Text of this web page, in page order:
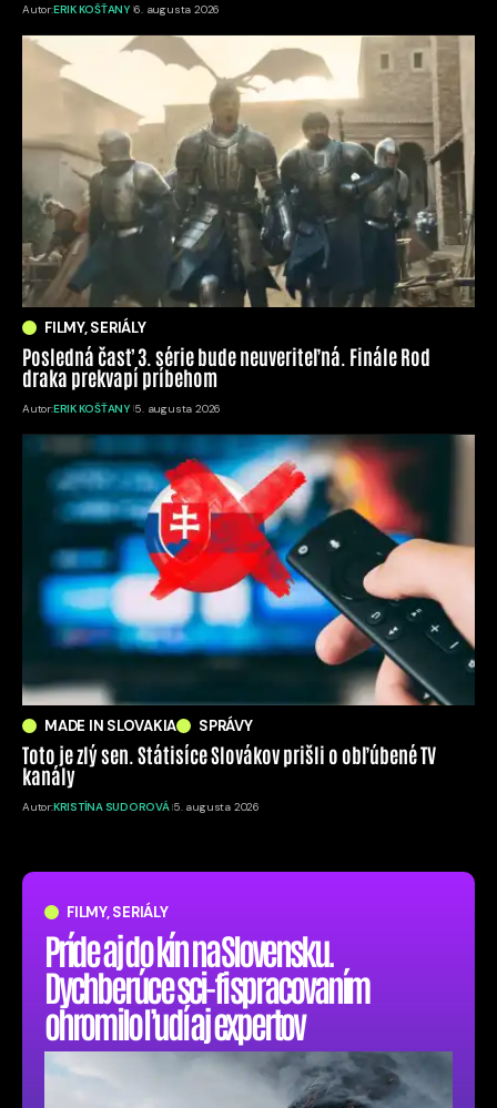
FILMY, SERIÁLY
Príde aj do kín na Slovensku.
Dychberúce sci-fi spracovaním
ohromilo ľudí aj expertov
Autor:ERIK KOŠŤANY 6. augusta 2026
FILMY, SERIÁLY
Posledná časť 3. série bude neuveriteľná. Finále Rod
draka prekvapí príbehom
Autor:ERIK KOŠŤANY 5. augusta 2026
MADE IN SLOVAKIA SPRÁVY
Toto je zlý sen. Státisíce Slovákov prišli o obľúbené TV
kanály
Autor:KRISTÍNA SUDOROVÁ 5. augusta 2026